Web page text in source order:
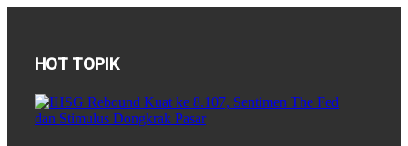
HOT TOPIK